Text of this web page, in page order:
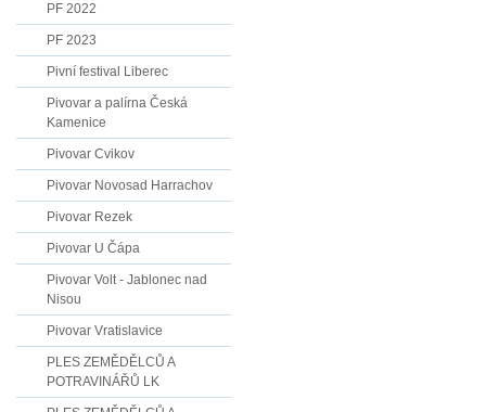
PF 2022
PF 2023
Pivní festival Liberec
Pivovar a palírna Česká
Kamenice
Pivovar Cvikov
Pivovar Novosad Harrachov
Pivovar Rezek
Pivovar U Čápa
Pivovar Volt - Jablonec nad
Nisou
Pivovar Vratislavice
PLES ZEMĚDĚLCŮ A
POTRAVINÁŘŮ LK